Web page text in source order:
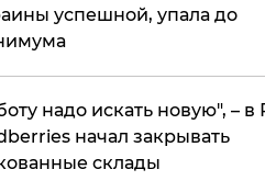
успешной, упала до
надо искать новую", – в
начал закрывать
склады